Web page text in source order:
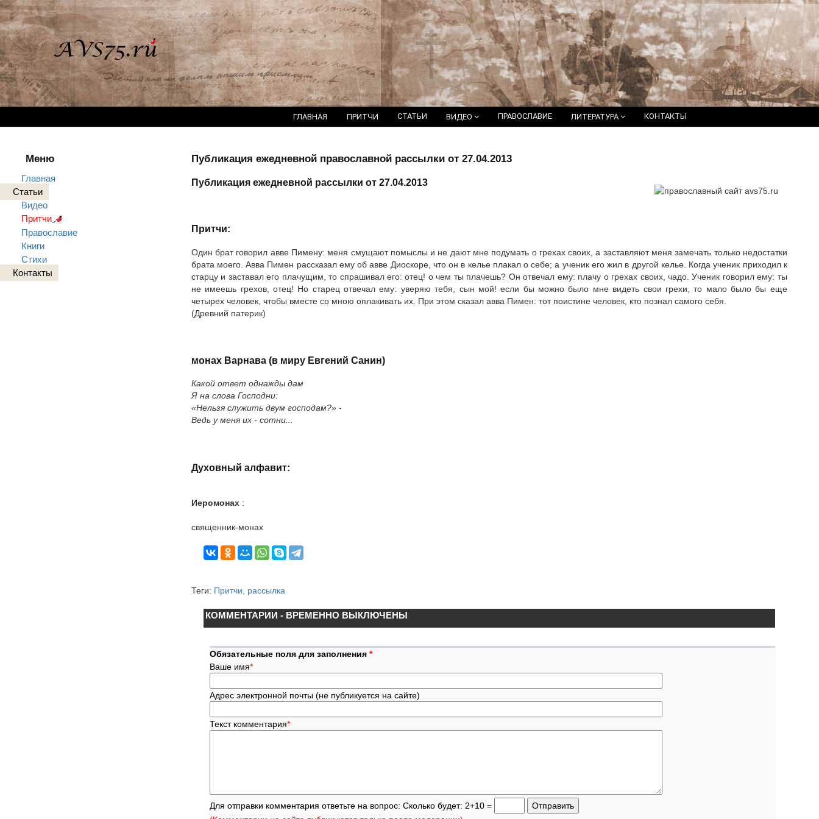
ГЛАВНАЯ ПРИТЧИ СТАТЬИ ВИДЕО ПРАВОСЛАВИЕ ЛИТЕРАТУРА КОНТАКТЫ
Меню
Главная
Статьи
Видео
Притчи
Православие
Книги
Стихи
Контакты
Публикация ежедневной православной рассылки от 27.04.2013
Публикация ежедневной рассылки от 27.04.2013
Притчи:
Один брат говорил авве Пимену: меня смущают помыслы и не дают мне подумать о грехах своих, а заставляют меня замечать только недостатки
брата моего. Авва Пимен рассказал ему об авве Диоскоре, что он в келье плакал о себе; а ученик его жил в другой келье. Когда ученик приходил к
старцу и заставал его плачущим, то спрашивал его: отец! о чем ты плачешь? Он отвечал ему: плачу о грехах своих, чадо. Ученик говорил ему: ты
не имеешь грехов, отец! Но старец отвечал ему: уверяю тебя, сын мой! если бы можно было мне видеть свои грехи, то мало было бы еще
четырех человек, чтобы вместе со мною оплакивать их. При этом сказал авва Пимен: тот поистине человек, кто познал самого себя.
(Древний патерик)
монах Варнава (в миру Евгений Санин)
Какой ответ однажды дам
Я на слова Господни:
«Нельзя служить двум господам?» -
Ведь у меня их - сотни...
Духовный алфавит:
Иеромонах:
священник-монах
Теги: Притчи, рассылка
КОММЕНТАРИИ - ВРЕМЕННО ВЫКЛЮЧЕНЫ
Обязательные поля для заполнения *
Ваше имя*
Адрес электронной почты (не публикуется на сайте)
Текст комментария*
Для отправки комментария ответьте на вопрос: Сколько будет: 2+10 =